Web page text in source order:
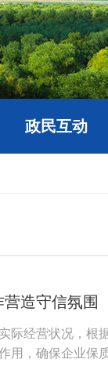
政民互动
造守信氛围
际经营状况，根
用，确保企业保